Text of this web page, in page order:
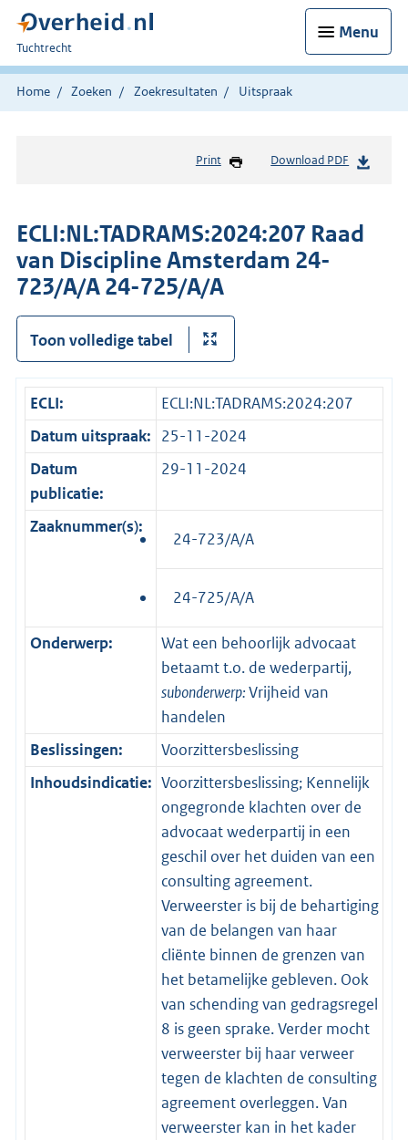
Menu
U
bent
hier:
Tuchtrecht
Home Zoeken Zoekresultaten Uitspraak
Print Download PDF
ECLI:NL:TADRAMS:2024:207 Raad
van Discipline Amsterdam 24-
723/A/A 24-725/A/A
Toon volledige tabel
ECLI:
ECLI:NL:TADRAMS:2024:207
Datum uitspraak: 25-11-2024
Datum
publicatie:
29-11-2024
Zaaknummer(s):
24-723/A/A
24-725/A/A
Onderwerp:
Wat een behoorlijk advocaat
betaamt t.o. de wederpartij,
subonderwerp:Vrijheid van
handelen
Beslissingen:
Voorzittersbeslissing
Inhoudsindicatie: Voorzittersbeslissing; Kennelijk
ongegronde klachten over de
advocaat wederpartij in een
geschil over het duiden van een
consulting agreement.
Verweerster is bij de behartiging
van de belangen van haar
cliënte binnen de grenzen van
het betamelijke gebleven. Ook
van schending van gedragsregel
8 is geen sprake. Verder mocht
verweerster bij haar verweer
tegen de klachten de consulting
agreement overleggen. Van
verweerster kan in het kader